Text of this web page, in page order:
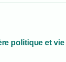
politique et vie